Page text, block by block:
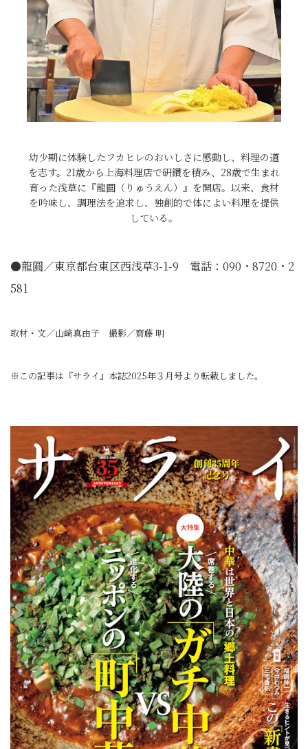
幼少期に体験したフカヒレのおいしさに感動し、料理の道
を志す。21歳から上海料理店で研鑽を積み、28歳で生まれ
育った浅草に『龍圓（りゅうえん）』を開店。以来、食材
を吟味し、調理法を追求し、独創的で体によい料理を提供
している。
●龍圓／東京都台東区西浅草3-1-9 電話：090・8720・2
581
取材・文／山﨑真由子 撮影／齋藤 明
※この記事は『サライ』本誌2025年３月号より転載しました。